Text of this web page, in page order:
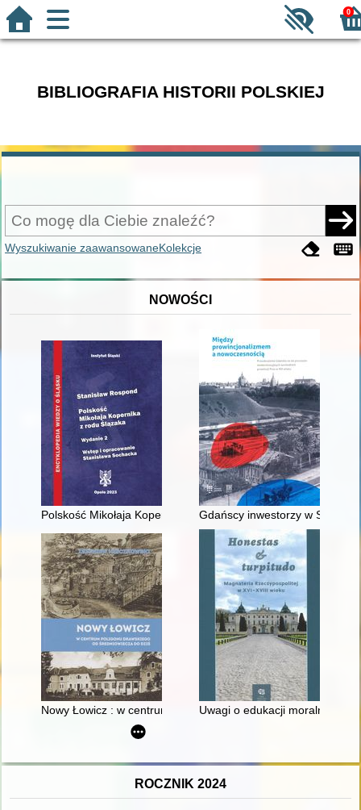
0
BIBLIOGRAFIA HISTORII POLSKIEJ
Wyszukiwanie zaawansowaneKolekcje
NOWOŚCI
Polskość Mikołaja Kopernika z rodu Ślązaka
Gdańscy inwestorzy w
Nowy Łowicz : w centrum poligonu drawskiego od
Uwagi o edukacji moralnej
ROCZNIK 2024